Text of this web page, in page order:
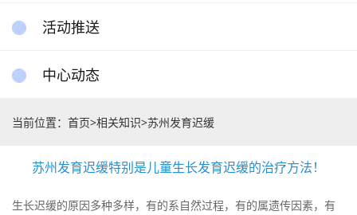
活动推送
中心动态
当前位置： 首页>相关知识>苏州发育迟缓
苏州发育迟缓特别是儿童生长发育迟缓的治疗方法！
生长迟缓的原因多种多样，有的系自然过程，有的属遗传因素，有